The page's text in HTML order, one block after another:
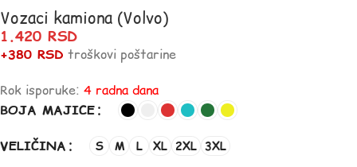
Vozaci kamiona (Volvo)
1.420 RSD
+380 RSD troškovi poštarine
Rok isporuke: 4 radna dana
BOJA MAJICE
VELIČINA S M L XL 2XL 3XL